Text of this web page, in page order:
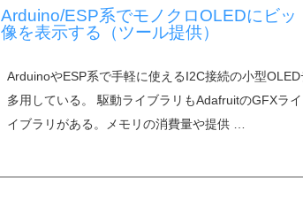
Arduino/ESP系でモノクロOLEDにビッ
像を表示する（ツール提供）
ArduinoやESP系で手軽に使えるI2C接続の小型
多用している。 駆動ライブラリもAdafruitのGFXラ
イブラリがある。メモリの消費量や提供 …